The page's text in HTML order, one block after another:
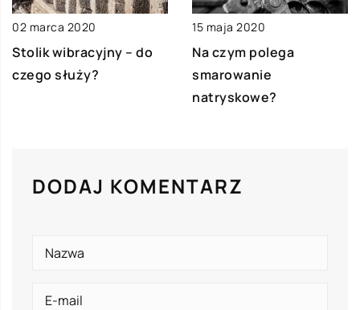
02 marca 2020
Stolik wibracyjny – do
czego służy?
15 maja 2020
Na czym polega
smarowanie
natryskowe?
DODAJ KOMENTARZ